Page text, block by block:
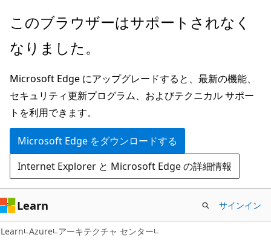
メ
ン
ン
テ
ン
ツ
に
ス
キ
ッ
プ
このブラウザーはサポートされなく
なりました。
Microsoft Edge にアップグレードすると、最新の機能、
セキュリティ更新プログラム、およびテクニカル サポー
トを利用できます。
Microsoft Edge をダウンロードする
Internet Explorer と Microsoft Edge の詳細情報
Learn サインイン
Learn Azure アーキテクチャ センター